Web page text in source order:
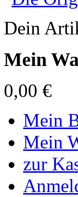
Dein
Mein
0,00 €
Mein
Mein
zur